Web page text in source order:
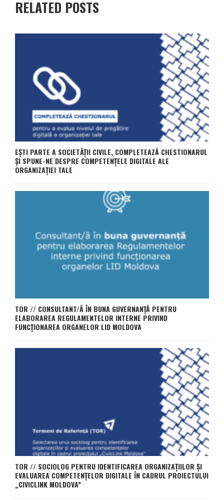
RELATED POSTS
EȘTI PARTE A SOCIETĂȚII CIVILE, COMPLETEAZĂ CHESTIONARUL
ȘI SPUNE-NE DESPRE COMPETENȚELE DIGITALE ALE
ORGANIZAȚIEI TALE
TOR // CONSULTANT/Ă ÎN BUNA GUVERNANȚĂ PENTRU
ELABORAREA REGULAMENTELOR INTERNE PRIVIND
FUNCȚIONAREA ORGANELOR LID MOLDOVA
TOR // SOCIOLOG PENTRU IDENTIFICAREA ORGANIZAȚIILOR ȘI
EVALUAREA COMPETENȚELOR DIGITALE ÎN CADRUL PROIECTULUI
„CIVICLINK MOLDOVA”